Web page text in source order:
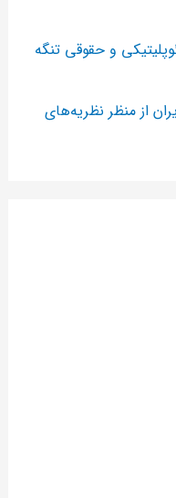
و حقوقی تنگه
از منظر نظریه‌های